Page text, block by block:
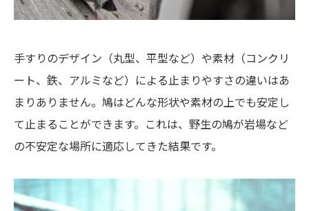
手すりのデザイン（丸型、平型など）や素材（コンクリ
ート、鉄、アルミなど）による止まりやすさの違いはあ
まりありません。鳩はどんな形状や素材の上でも安定し
て止まることができます。これは、野生の鳩が岩場など
の不安定な場所に適応してきた結果です。